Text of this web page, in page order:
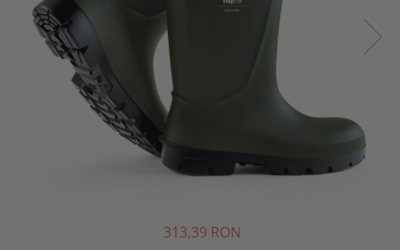
Cizme protectie
Branturi
Sosete
Echipamente camuflaj
Tricouri camo
Bluze si hanorace camo
Caciuli si gulere camo
Mistrii
Spacluri
Trasare si marcare
Alte unelte constructii
Fierastraie si topoare
Unelte de masurat
Unelte specializate ferma313,39 RON